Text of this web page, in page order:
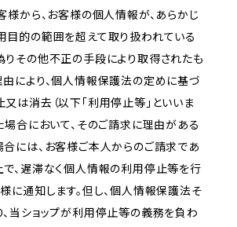
様から、お客様の個人情報が、あらかじ
目的の範囲を超えて取り扱われている
りその他不正の手段により取得されたも
由により、個人情報保護法の定めに基づ
は消去（以下「利用停止等」といいま
場合において、そのご請求に理由がある
合には、お客様ご本人からのご請求であ
で、遅滞なく個人情報の利用停止等を行
に通知します。但し、個人情報保護法そ
当ショップが利用停止等の義務を負わ